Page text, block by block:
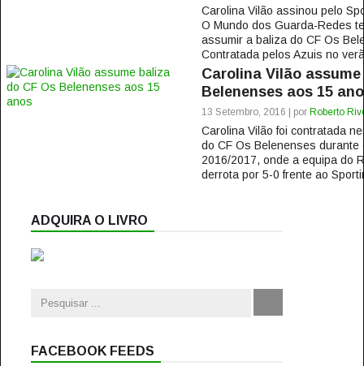
Carolina Vilão assinou pelo
O Mundo dos Guarda-Redes
assumir a baliza do CF Os
Contratada pelos Azuis no
Carolina Vilão
Belenenses aos 15
13 Setembro, 2016 | por Roberto
Carolina Vilão foi contratada
do CF Os Belenenses durante
2016/2017, onde a equipa do
derrota por 5-0 frente ao
ADQUIRA O LIVRO
FACEBOOK FEEDS